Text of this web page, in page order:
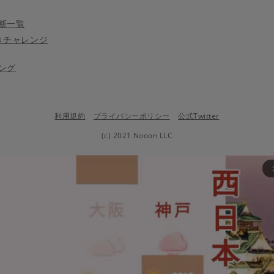
一覧
チャレンジ
グ
利用規約 プライバシーポリシー
公式Twitter
(c) 2021 Nooon LLC